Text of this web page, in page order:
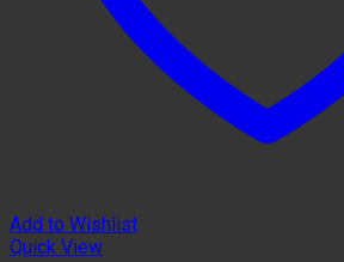
Add to Wishlist
Quick View